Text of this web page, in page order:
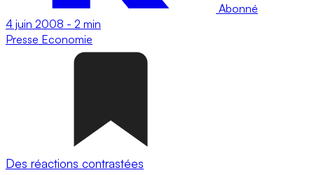
Abonné
4 juin 2008 - 2 min
Presse Economie
Des réactions contrastées